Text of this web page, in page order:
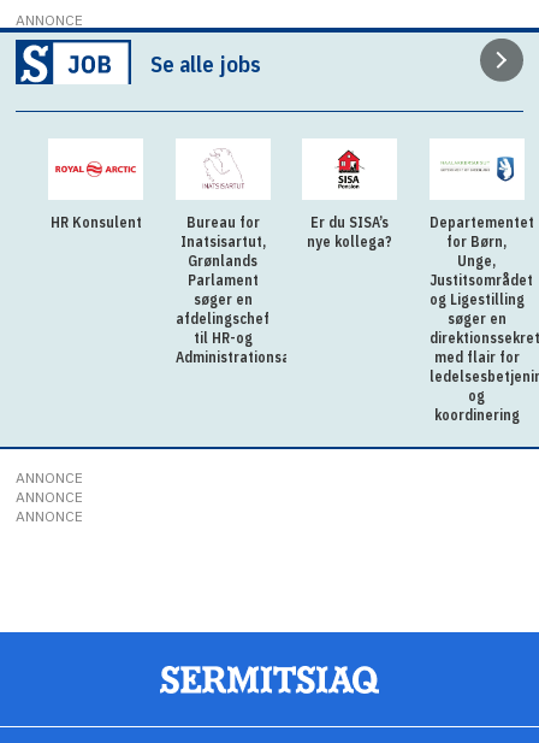
ANNONCE
Se alle jobs
HR Konsulent
Bureau for
Inatsisartut,
Grønlands
Parlament
søger en
afdelingschef
til HR-og
Administrationsafdelingen
Er du SISA’s
nye kollega?
Departementet
for Børn,
Unge,
Justitsområdet
og Ligestilling
søger en
med flair for
og
koordinering
ANNONCE
ANNONCE
ANNONCE